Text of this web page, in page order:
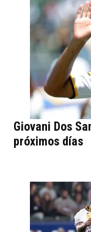
Giovani Dos
próximos días